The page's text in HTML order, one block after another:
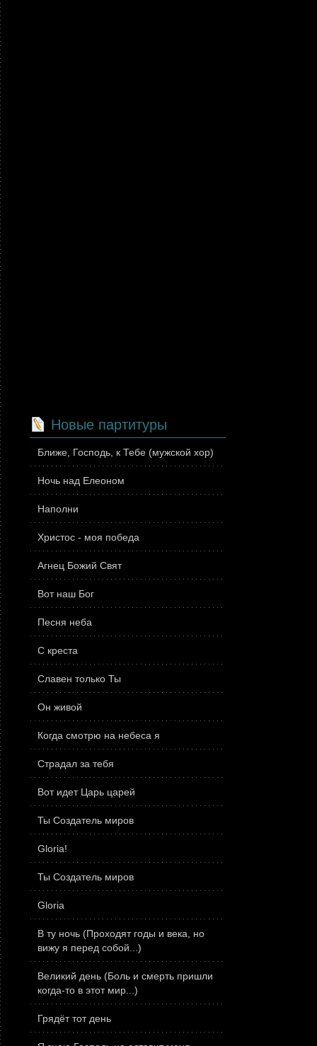
Новые партитуры
Ближе, Господь, к Тебе (мужской хор)
Ночь над Елеоном
Наполни
Христос - моя победа
Агнец Божий Свят
Вот наш Бог
Песня неба
С креста
Славен только Ты
Он живой
Когда смотрю на небеса я
Страдал за тебя
Вот идет Царь царей
Ты Создатель миров
Gloria!
Ты Создатель миров
Gloria
В ту ночь (Проходят годы и века, но
вижу я перед собой...)
Великий день (Боль и смерть пришли
когда-то в этот мир...)
Грядёт тот день